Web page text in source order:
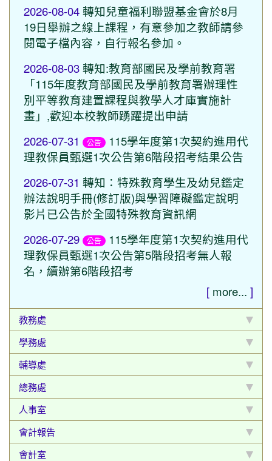
2026-08-04轉知兒童福利聯盟基金會於8月
19日舉辦之線上課程，有意參加之教師請參
閱電子檔內容，自行報名參加。
2026-08-03轉知:教育部國民及學前教育署
「115年度教育部國民及學前教育署辦理性
別平等教育建置課程與教學人才庫實施計
畫」,歡迎本校教師踴躍提出申請
2026-07-31
公告
115學年度第1次契約進用代
理教保員甄選1次公告第6階段招考結果公告
2026-07-31 轉知：特殊教育學生及幼兒鑑定
辦法說明手冊(修訂版)與學習障礙鑑定說明
影片已公告於全國特殊教育資訊網
2026-07-29
公告
115學年度第1次契約進用代
理教保員甄選1次公告第5階段招考無人報
名，續辦第6階段招考
[ more... ]
教務處
學務處
輔導處
總務處
人事室
會計報告
會計室
兒童節才藝表演15.jpg
兒童節才藝表演14.jpg
兒童節才藝表演13.jpg